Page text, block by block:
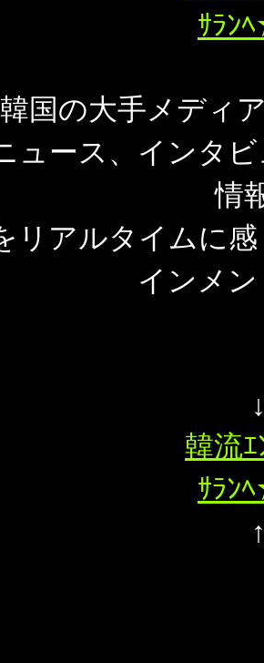
ｻﾗﾝ
韓国の大手メディ
ュース、インタ
情
リアルタイムに
インメ
韓流
ｻﾗﾝ